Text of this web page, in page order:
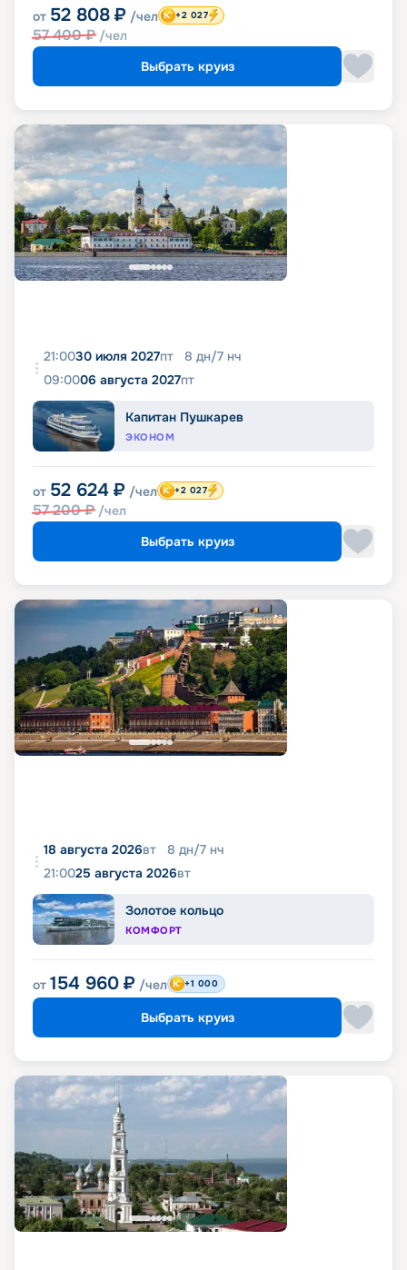
от 52 808 ₽ /чел
57 400₽ /чел
+2 027
Выбрать круиз
21:0030 июля 2027пт 8 дн/7 нч
09:0006 августа 2027пт
Капитан Пушкарев
ЭКОНОМ
от 52 624 ₽ /чел
57 200₽ /чел
+2 027
Выбрать круиз
18 августа 2026вт 8 дн/7 нч
21:0025 августа 2026вт
Золотое кольцо
КОМФОРТ
от 154 960 ₽ /чел +1 000
Выбрать круиз